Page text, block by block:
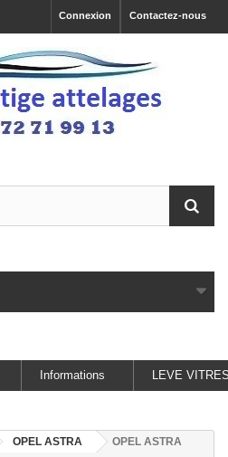
Contactez-nous
Connexion
Informations LEVE
OPEL ASTRA
OPEL ASTRA